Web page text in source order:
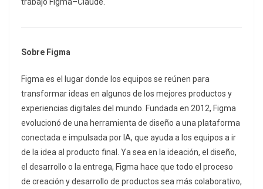
Sobre Figma
Figma es el lugar donde los equipos se reúnen para
transformar ideas en algunos de los mejores productos y
experiencias digitales del mundo. Fundada en 2012, Figma
evolucionó de una herramienta de diseño a una plataforma
conectada e impulsada por IA, que ayuda a los equipos a ir
de la idea al producto final. Ya sea en la ideación, el diseño,
el desarrollo o la entrega, Figma hace que todo el proceso
de creación y desarrollo de productos sea más colaborativo,